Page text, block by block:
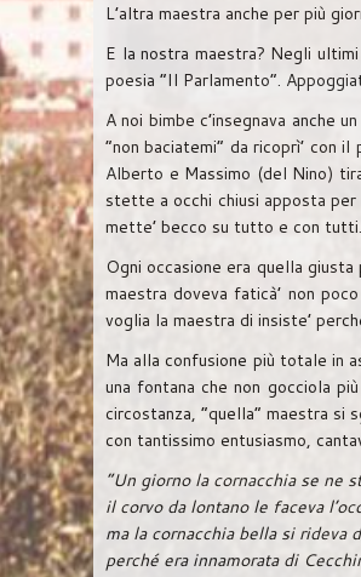
L’altra maestra anche per più
E la nostra maestra? Negli
poesia “Il Parlamento“.
A noi bimbe c’insegnava anche
“non baciatemi” da ricoprì’
Alberto e Massimo (del Nino)
stette a occhi chiusi apposta per
mette’ becco su tutto e con
Ogni occasione era quella
maestra doveva faticà’ non
voglia la maestra di insiste’
Ma alla confusione più totale in
una fontana che non gocciola
circostanza, “quella” maestra si
con tantissimo entusiasmo,
“Un giorno la cornacchia se ne
il corvo da lontano le faceva
ma la cornacchia bella si rideva
perché era innamorata di